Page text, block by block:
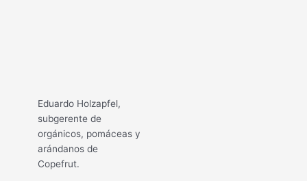
Eduardo Holzapfel,
subgerente de
orgánicos, pomáceas y
arándanos de
Copefrut.